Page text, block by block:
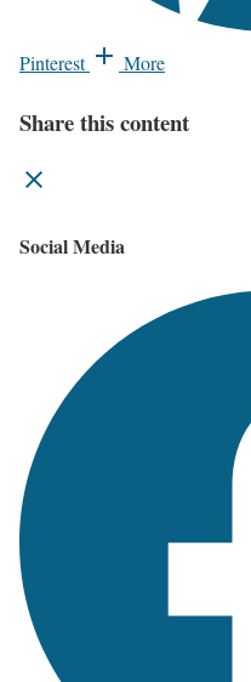
Pinterest More
Share this content
Social Media